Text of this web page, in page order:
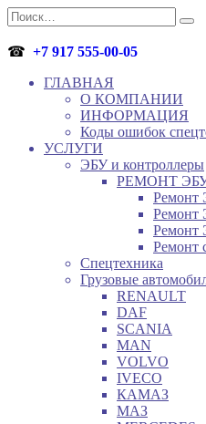
Перейти
к
содержанию
Search
for:
☎ +7 917 555-00-05
ГЛАВНАЯ
О КОМПАНИИ
ИНФОРМАЦИЯ
Коды ошибок
УСЛУГИ
ЭБУ и контроллеры
РЕМОНТ
Ремонт
Ремонт
Ремонт
Ремонт
Спецтехника
Грузовые
RENAULT
DAF
SCANIA
MAN
VOLVO
IVECO
КАМАЗ
МАЗ